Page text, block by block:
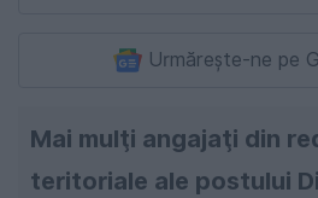
Urmărește-ne pe
Mai mulţi angajaţi din
teritoriale ale postului